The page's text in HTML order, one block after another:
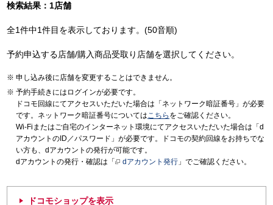
検索結果：1店舗
全1件中1件目を表示しております。(50音順)
予約申込する店舗/購入商品受取り店舗を選択してください。
申し込み後に店舗を変更することはできません。
予約手続きにはログインが必要です。
ドコモ回線にてアクセスいただいた場合は「ネットワーク暗証番号」が必要
です。ネットワーク暗証番号についてはこちら をご確認ください。
Wi-Fiまたはご自宅のインターネット環境にてアクセスいただいた場合は「d
アカウントのID／パスワード」が必要です。ドコモの契約回線をお持ちでな
い方も、dアカウントの発行が可能です。
dアカウントの発行・確認は「
dアカウント発行 」でご確認ください。
ドコモショップを表示